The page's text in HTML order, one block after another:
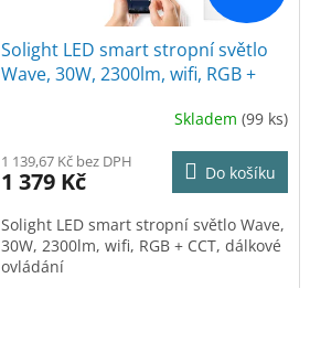
Solight LED smart stropní světlo
Wave, 30W, 2300lm, wifi, RGB +
Skladem (99 ks)
1 139,67 Kč bez DPH
1 379 Kč Do košíku
Solight LED smart stropní světlo Wave,
30W, 2300lm, wifi, RGB + CCT, dálkové
ovládání